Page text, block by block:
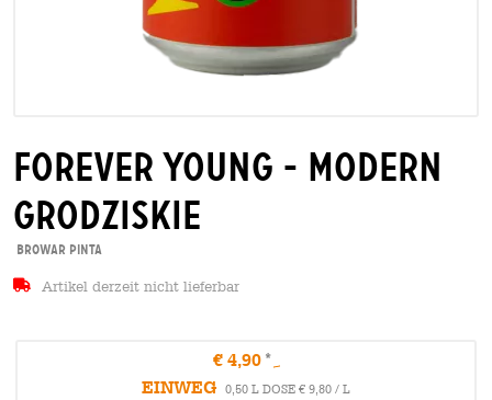
forever young - modern
grodziskie
Browar Pinta
Artikel derzeit nicht lieferbar
€ 4,90
EINWEG
0,50 L DOSE € 9,80 / L